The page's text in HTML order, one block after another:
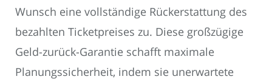
Wunsch eine vollständige Rückerstattung des
bezahlten Ticketpreises zu. Diese großzügige
Geld-zurück-Garantie schafft maximale
Planungssicherheit, indem sie unerwartete